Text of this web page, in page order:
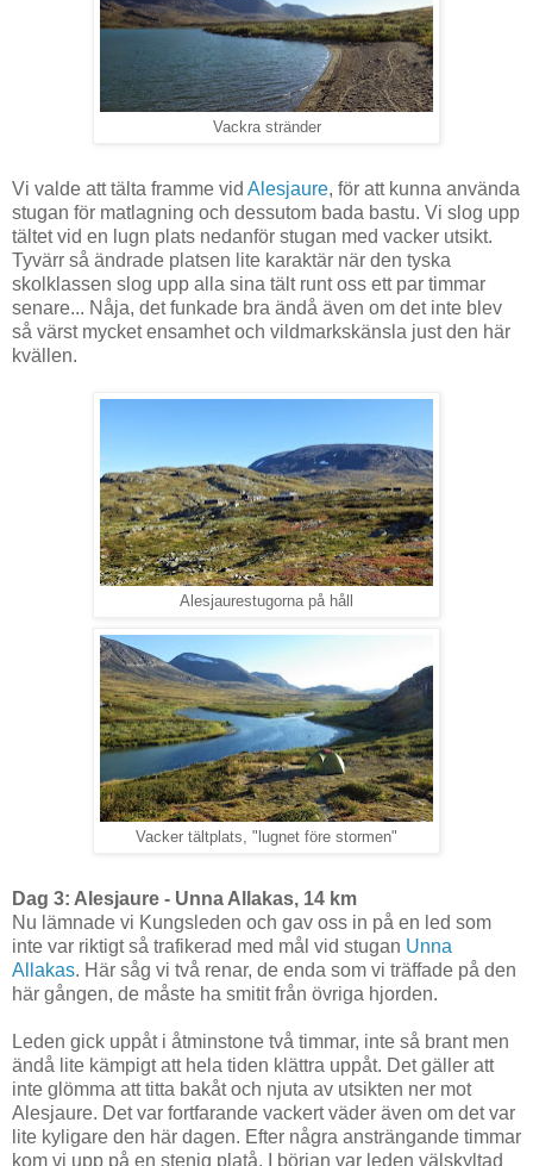
Vackra stränder
Vi valde att tälta framme vid Alesjaure, för att kunna använda
stugan för matlagning och dessutom bada bastu. Vi slog upp
tältet vid en lugn plats nedanför stugan med vacker utsikt.
Tyvärr så ändrade platsen lite karaktär när den tyska
skolklassen slog upp alla sina tält runt oss ett par timmar
senare... Nåja, det funkade bra ändå även om det inte blev
så värst mycket ensamhet och vildmarkskänsla just den här
kvällen.
Alesjaurestugorna på håll
Vacker tältplats, "lugnet före stormen"
Dag 3: Alesjaure - Unna Allakas, 14 km
Nu lämnade vi Kungsleden och gav oss in på en led som
inte var riktigt så trafikerad med mål vid stugan Unna
Allakas. Här såg vi två renar, de enda som vi träffade på den
här gången, de måste ha smitit från övriga hjorden.
Leden gick uppåt i åtminstone två timmar, inte så brant men
ändå lite kämpigt att hela tiden klättra uppåt. Det gäller att
inte glömma att titta bakåt och njuta av utsikten ner mot
Alesjaure. Det var fortfarande vackert väder även om det var
lite kyligare den här dagen. Efter några ansträngande timmar
kom vi upp på en stenig platå. I början var leden välskyltad